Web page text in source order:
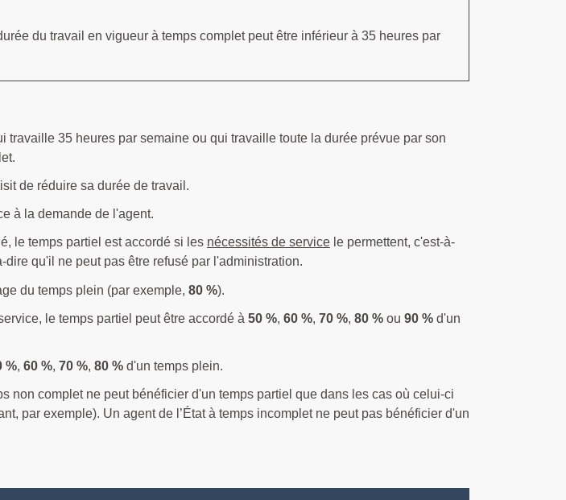
du travail en vigueur à temps complet peut être inférieur à 35 heures par
travaille 35 heures par semaine ou qui travaille toute la durée prévue par son
de réduire sa durée de travail.
à la demande de l'agent.
le temps partiel est accordé si les nécessités de servicele permettent, c'est-à-
dire qu'il ne peut pas être refusé par l'administration.
du temps plein (par exemple, 80 %).
le temps partiel peut être accordé à 50 %, 60 %, 70 %, 80 %ou 90 %d'un
%, 60 %, 70 %, 80 %d'un temps plein.
non complet ne peut bénéficier d'un temps partiel que dans les cas où celui-ci
par exemple). Un agent de l’État à temps incomplet ne peut pas bénéficier d'un